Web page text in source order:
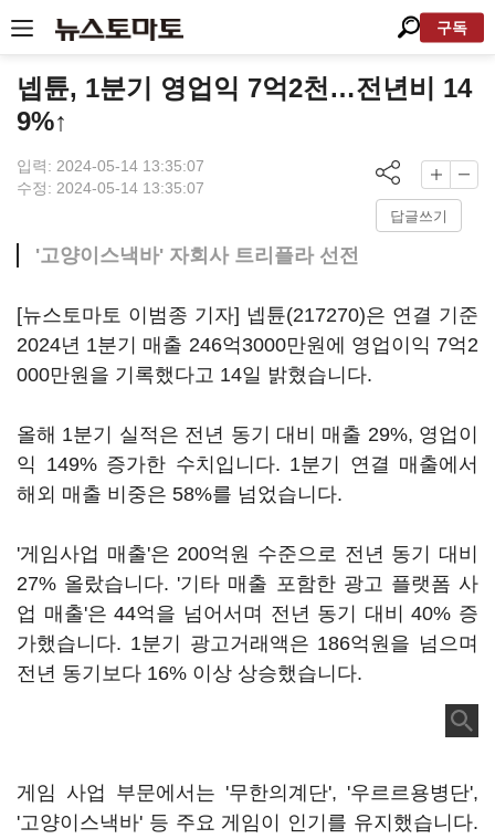
구독
넵튠, 1분기 영업익 7억2천…전년비 14
9%↑
입력: 2024-05-14 13:35:07
수정: 2024-05-14 13:35:07
답글쓰기
'고양이스낵바' 자회사 트리플라 선전
[뉴스토마토 이범종 기자] 넵튠(217270)은 연결 기준
2024년 1분기 매출 246억3000만원에 영업이익 7억2
000만원을 기록했다고 14일 밝혔습니다.
올해 1분기 실적은 전년 동기 대비 매출 29%, 영업이
익 149% 증가한 수치입니다. 1분기 연결 매출에서
해외 매출 비중은 58%를 넘었습니다.
'게임사업 매출'은 200억원 수준으로 전년 동기 대비
27% 올랐습니다. '기타 매출 포함한 광고 플랫폼 사
업 매출'은 44억을 넘어서며 전년 동기 대비 40% 증
가했습니다. 1분기 광고거래액은 186억원을 넘으며
전년 동기보다 16% 이상 상승했습니다.
게임 사업 부문에서는 '무한의계단', '우르르용병단',
'고양이스낵바' 등 주요 게임이 인기를 유지했습니다.